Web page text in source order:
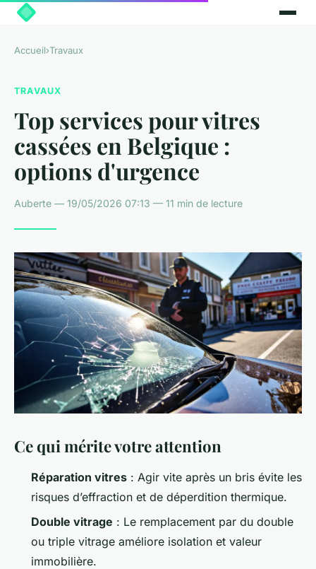
Accueil›Travaux
TRAVAUX
Top services pour vitres
cassées en Belgique :
options d'urgence
Auberte — 19/05/2026 07:13 — 11 min de lecture
Ce qui mérite votre attention
Réparation vitres : Agir vite après un bris évite les
risques d’effraction et de déperdition thermique.
Double vitrage : Le remplacement par du double
ou triple vitrage améliore isolation et valeur
immobilière.